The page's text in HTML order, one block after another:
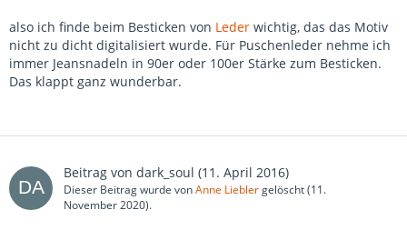
also ich finde beim Besticken von Leder wichtig, das das Motiv
nicht zu dicht digitalisiert wurde. Für Puschenleder nehme ich
immer Jeansnadeln in 90er oder 100er Stärke zum Besticken.
Das klappt ganz wunderbar.
Beitrag von dark_soul (11. April 2016)
Dieser Beitrag wurde vonAnne Lieblergelöscht (11.
November 2020).